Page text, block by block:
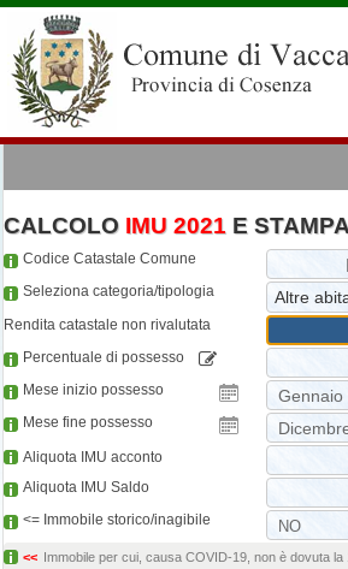
CALCOLO IMU 2021E
Codice Catastale Comune
Seleziona categoria/tipologia
Rendita catastale non rivalutata
Percentuale di possesso
Mese inizio possesso
Mese fine possesso
Aliquota IMU acconto
Aliquota IMU Saldo
<= Immobile storico/inagibile
<< Immobile per cui, causa COVID-19, non è dovuta la